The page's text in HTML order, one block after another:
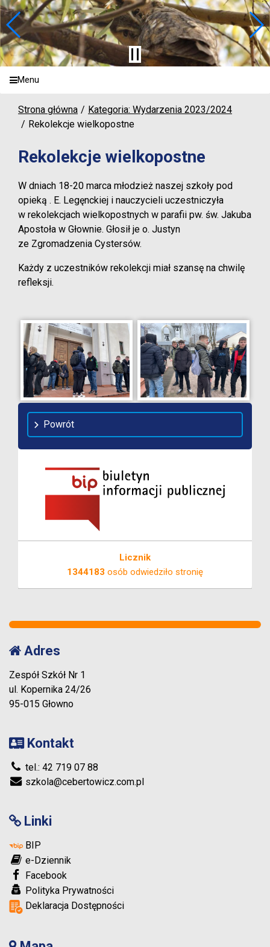
Menu
Strona główna
Kategoria: Wydarzenia 2023/2024
Rekolekcje wielkopostne
Rekolekcje wielkopostne
W dniach 18-20 marca młodzież naszej szkoły pod
opieką . E. Legęnckiej i nauczycieli uczestniczyła
w rekolekcjach wielkopostnych w parafii pw. św. Jakuba
Apostoła w Głownie. Głosił je o. Justyn
ze Zgromadzenia Cystersów.
Każdy z uczestników rekolekcji miał szansę na chwilę
refleksji.
Powrót
Licznik
1344183 osób odwiedziło stronię
Adres
Zespół Szkół Nr 1
ul. Kopernika 24/26
95-015 Głowno
Kontakt
tel.: 42 719 07 88
szkola@cebertowicz.com.pl
Linki
BIP
e-Dziennik
Facebook
Polityka Prywatności
Deklaracja Dostępności